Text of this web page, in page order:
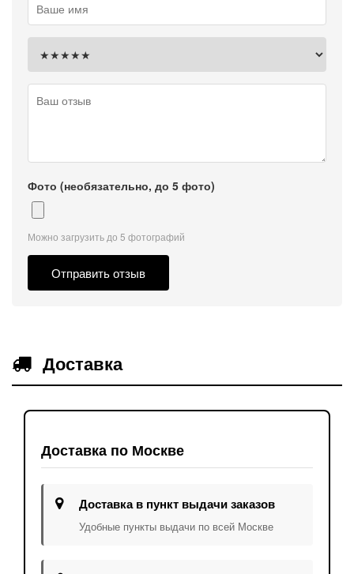
Фото (необязательно, до 5 фото)
Можно загрузить до 5 фотографий
Отправить отзыв
Доставка
Доставка по Москве
Доставка в пункт выдачи заказов
Удобные пункты выдачи по всей Москве